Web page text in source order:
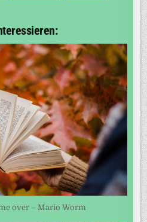
over – Mario Worm